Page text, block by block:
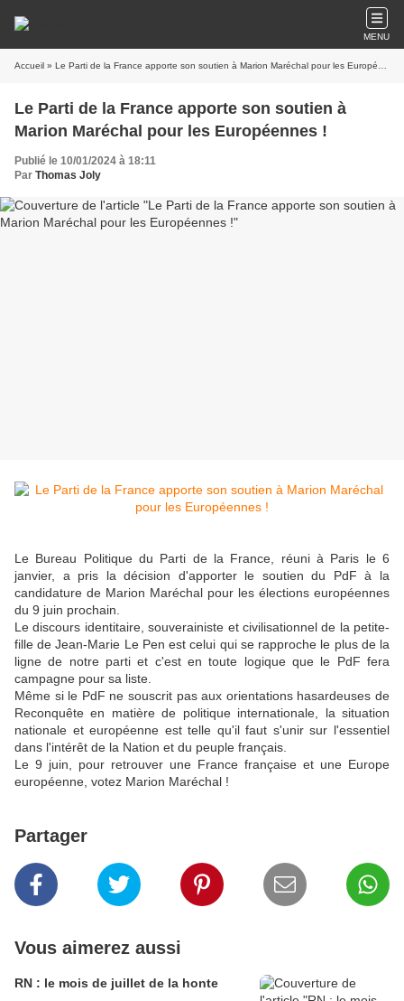
MENU
Accueil » Le Parti de la France apporte son soutien à Marion Maréchal pour les Européennes !
Le Parti de la France apporte son soutien à
Marion Maréchal pour les Européennes !
Publié le 10/01/2024 à 18:11
Par Thomas Joly
Le Bureau Politique du Parti de la France, réuni à Paris le 6
janvier, a pris la décision d'apporter le soutien du PdF à la
candidature de Marion Maréchal pour les élections européennes
du 9 juin prochain.
Le discours identitaire, souverainiste et civilisationnel de la petite-
fille de Jean-Marie Le Pen est celui qui se rapproche le plus de la
ligne de notre parti et c'est en toute logique que le PdF fera
campagne pour sa liste.
Même si le PdF ne souscrit pas aux orientations hasardeuses de
Reconquête en matière de politique internationale, la situation
nationale et européenne est telle qu'il faut s'unir sur l'essentiel
dans l'intérêt de la Nation et du peuple français.
Le 9 juin, pour retrouver une France française et une Europe
européenne, votez Marion Maréchal !
Partager
Vous aimerez aussi
RN : le mois de juillet de la honte